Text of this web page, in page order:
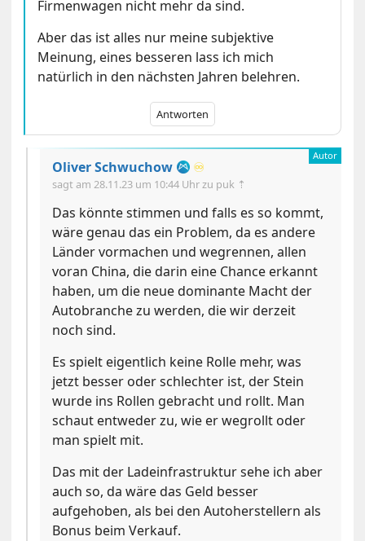
Firmenwagen nicht mehr da sind.
Aber das ist alles nur meine subjektive
Meinung, eines besseren lass ich mich
natürlich in den nächsten Jahren belehren.
Antworten
Oliver Schwuchow ♾️
sagt am28.11.23 um 10:44 Uhrzu puk ⇡
Das könnte stimmen und falls es so kommt,
wäre genau das ein Problem, da es andere
Länder vormachen und wegrennen, allen
voran China, die darin eine Chance erkannt
haben, um die neue dominante Macht der
Autobranche zu werden, die wir derzeit
noch sind.
Es spielt eigentlich keine Rolle mehr, was
jetzt besser oder schlechter ist, der Stein
wurde ins Rollen gebracht und rollt. Man
schaut entweder zu, wie er wegrollt oder
man spielt mit.
Das mit der Ladeinfrastruktur sehe ich aber
auch so, da wäre das Geld besser
aufgehoben, als bei den Autoherstellern als
Bonus beim Verkauf.